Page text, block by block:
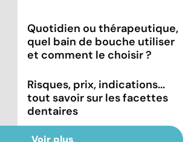
Quotidien ou thérapeutique,
quel bain de bouche utiliser
et comment le choisir ?
Risques, prix, indications...
tout savoir sur les facettes
dentaires
Voir plus